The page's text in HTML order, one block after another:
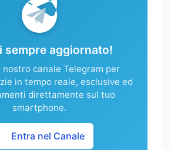
sempre aggiornato!
nostro canale Telegram per
in tempo reale, esclusive ed
direttamente sul tuo
smartphone.
Entra nel Canale